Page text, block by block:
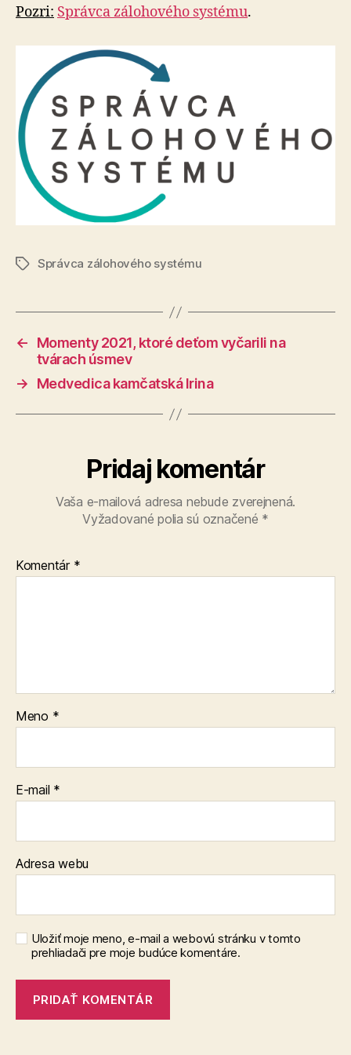
Pozri: Správca zálohového systému.
ZnačkySprávca zálohového systému
←
Momenty 2021, ktoré deťom vyčarili na
tvárach úsmev
→
Medvedica kamčatská Irina
Pridaj komentár
Vaša e-mailová adresa nebude zverejnená.
Vyžadované polia sú označené *
Komentár *
Meno *
E-mail *
Adresa webu
Uložiť moje meno, e-mail a webovú stránku v tomto
prehliadači pre moje budúce komentáre.